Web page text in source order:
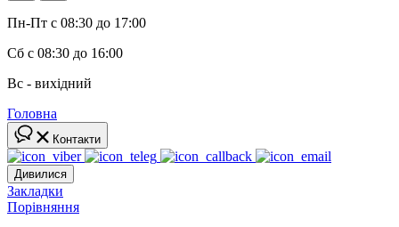
Пн-Пт с 08:30 до 17:00
Сб с 08:30 до 16:00
Вс - вихідний
Головна
Контакти
Дивилися
Закладки
Порівняння